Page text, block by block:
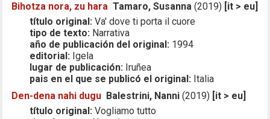
Bihotza nora, zu hara Tamaro, Susanna (2019) [it > eu]
título original: Va' dove ti porta il cuore
tipo de texto: Narrativa
año de publicación del original: 1994
editorial: Igela
lugar de publicación: Iruñea
pais en el que se publicó el original: Italia
Den-dena nahi dugu Balestrini, Nanni (2019) [it > eu]
título original: Vogliamo tutto